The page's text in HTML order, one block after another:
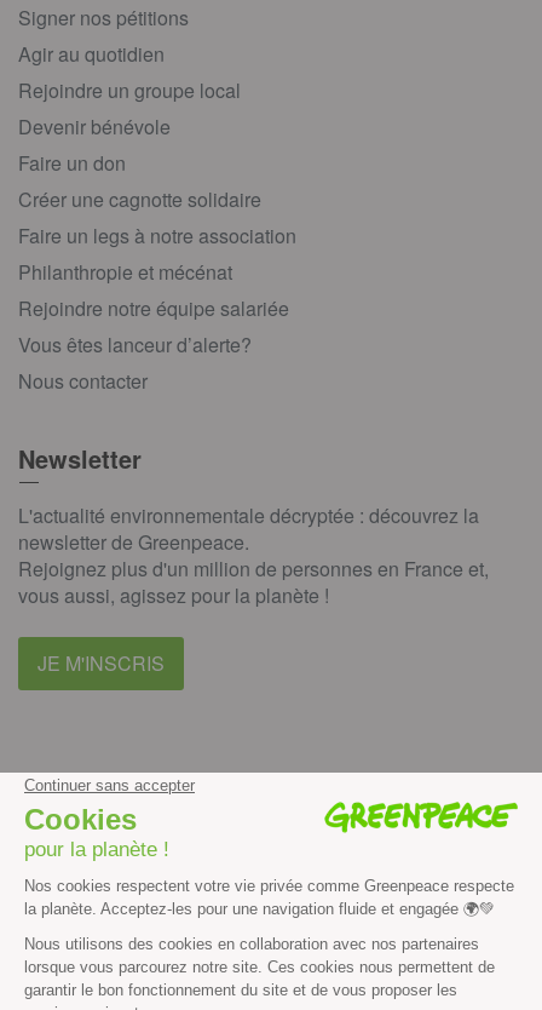
Signer nos pétitions
Agir au quotidien
Rejoindre un groupe local
Devenir bénévole
Faire un don
Créer une cagnotte solidaire
Faire un legs à notre association
Philanthropie et mécénat
Rejoindre notre équipe salariée
Vous êtes lanceur d’alerte?
Nous contacter
Newsletter
L'actualité environnementale décryptée : découvrez la
newsletter de Greenpeace.
Rejoignez plus d'un million de personnes en France et,
vous aussi, agissez pour la planète !
JE M'INSCRIS
instagramyoutube
Contenus et propriété intellectuelle
Mentions légales
Politique de confidentialité
Les autres sites de Greenpeace
dans le monde